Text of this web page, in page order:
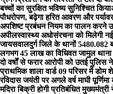
बच्चों का सुरक्षित भविष्य सुनिश्चित किया
पौधरोपण, बढ़ेगा हरित आवरण और
अपशिष्ट प्रबंधन नियम का पालन करने
अपीलस्वास्थ्य अधोसंरचना को मिलेगी नई
जायसवालदुर्ग जिले के थानों 5480.082
लगभग 45 लाख का विधिवत जामुल थाना
दो वर्षों से फरार आरोपी को उतई पुलिस
प्राथमिक शाला वार्ड 09 परिसर में
रविदास जयंती पर अगले वर्ष माघी
मदिरा बिक्री होगी प्रतिबंधित